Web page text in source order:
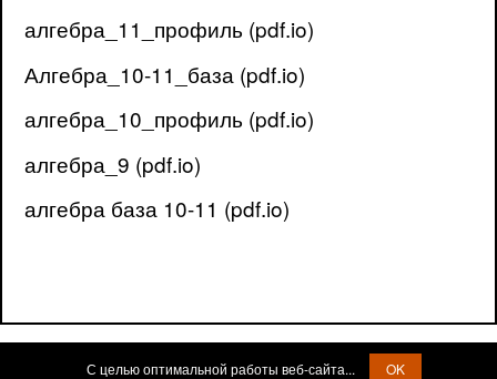
алгебра_11_профиль (pdf.io)
Алгебра_10-11_база (pdf.io)
алгебра_10_профиль (pdf.io)
алгебра_9 (pdf.io)
алгебра база 10-11 (pdf.io)
С целью оптимальной работы веб-сайта... OK